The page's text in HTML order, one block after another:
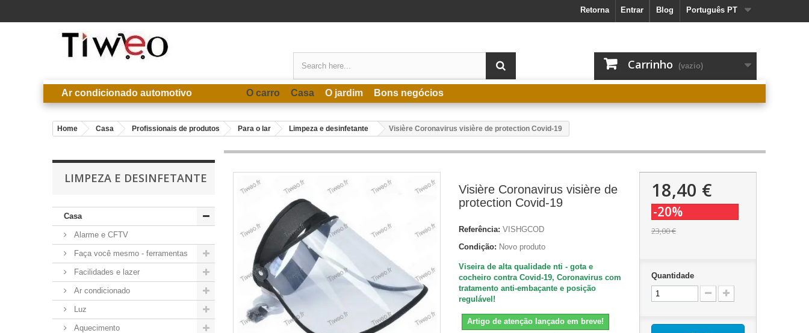
Português PT
Blog
Entrar
Retorna
Carrinho (vazio)
Ar condicionado automotivo O carro Casa O jardim Bons negócios
Home Casa Profissionais de produtos Para o lar Limpeza e desinfetante Visière Coronavirus visière de protection Covid-19
LIMPEZA E DESINFETANTE
Casa
Alarme e CFTV
Faça você mesmo - ferramentas
Facilidades e lazer
Ar condicionado
Luz
Aquecimento
Visière Coronavirus visière de
protection Covid-19
Referência: VISHGCOD
Condição: Novo produto
Viseira de alta qualidade nti - gota e
cocheiro contra Covid-19, Coronavirus com
tratamento anti-embaçante e posição
regulável!
Artigo de atenção lançado em breve!
18,40 €
-20%
23,00 €
Quantidade